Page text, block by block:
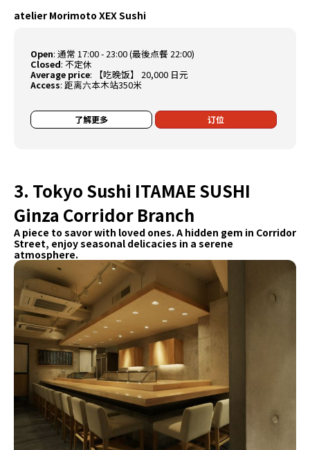
atelier Morimoto XEX Sushi
Open:通常 17:00 - 23:00 (最後点餐 22:00)
Closed:不定休
Average price: 【吃晚饭】 20,000 日元
Access:距离六本木站350米
了解更多 订位
3. Tokyo Sushi ITAMAE SUSHI
Ginza Corridor Branch
A piece to savor with loved ones. A hidden gem in Corridor
Street, enjoy seasonal delicacies in a serene
atmosphere.